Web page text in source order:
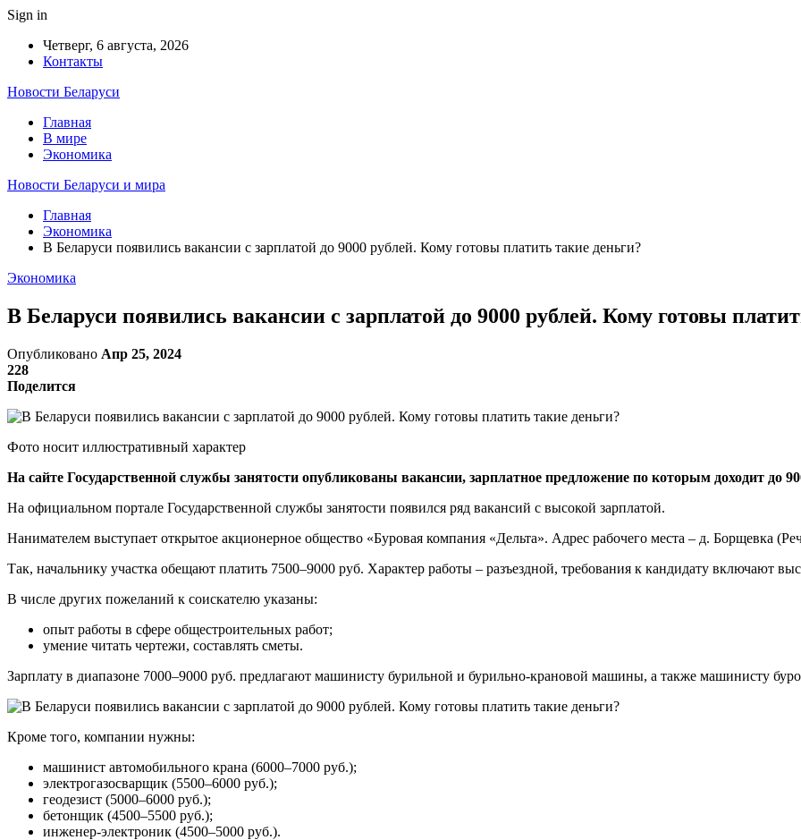
Sign in
Четверг, 6 августа, 2026
Контакты
Новости Беларуси
Главная
В мире
Экономика
Новости Беларуси и мира
Главная
Экономика
В Беларуси появились вакансии с зарплатой до 9000 рублей. Кому готовы платить такие деньги?
Экономика
В Беларуси появились вакансии с зарплатой до 9000 рублей. Кому готовы
Опубликовано Апр 25, 2024
228
Поделится
Фото носит иллюстративный характер
На сайте Государственной службы занятости опубликованы вакансии, зарплатное предложение по которым доходит до
На официальном портале Государственной службы занятости появился ряд вакансий с высокой зарплатой.
Нанимателем выступает открытое акционерное общество «Буровая компания «Дельта». Адрес рабочего места – д. Борщевка
Так, начальнику участка обещают платить 7500–9000 руб. Характер работы – разъездной, требования к кандидату включают
В числе других пожеланий к соискателю указаны:
опыт работы в сфере общестроительных работ;
умение читать чертежи, составлять сметы.
Зарплату в диапазоне 7000–9000 руб. предлагают машинисту бурильной и бурильно-крановой машины, а также машинисту
Кроме того, компании нужны:
машинист автомобильного крана (6000–7000 руб.);
электрогазосварщик (5500–6000 руб.);
геодезист (5000–6000 руб.);
бетонщик (4500–5500 руб.);
инженер-электроник (4500–5000 руб.).